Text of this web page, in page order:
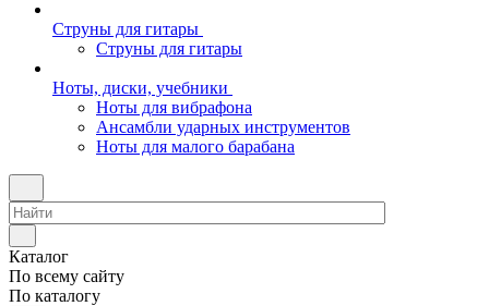
Струны для гитары
Струны для гитары
Ноты, диски, учебники
Ноты для вибрафона
Ансамбли ударных инструментов
Ноты для малого барабана
Каталог
По всему сайту
По каталогу